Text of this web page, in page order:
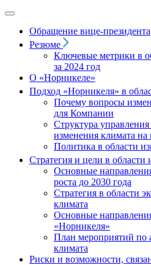
Обращение вице‑президента
Резюме
Ключевые метрики в
за 2024 год
О «Норникеле»
Подход «Норникеля» в
Почему вопросы
для Компании
Структура
изменения климата на
Политика в области
Стратегия и цели в области
Основные
роста до 2030 года
Стратегия в области
климата
Основные
«Норникеля»
План мероприятий по
климата
Риски и возможности,